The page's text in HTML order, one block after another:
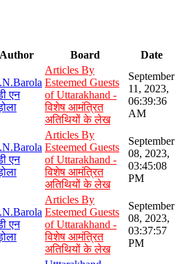
Author Board Date
एन
Articles By
Esteemed Guests
of Uttarakhand -
विशेष आमंत्रित
अतिथियों के लेख
September
11, 2023,
06:39:36
AM
एन
Articles By
Esteemed Guests
of Uttarakhand -
विशेष आमंत्रित
अतिथियों के लेख
September
08, 2023,
03:45:08
PM
एन
Articles By
Esteemed Guests
of Uttarakhand -
विशेष आमंत्रित
अतिथियों के लेख
September
08, 2023,
03:37:57
PM